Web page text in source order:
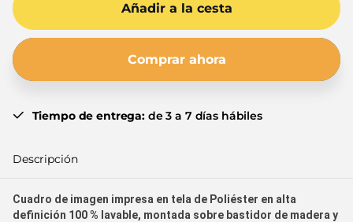
Añadir a la cesta
Comprar ahora
Tiempo de entrega: de 3 a 7 días hábiles
Descripción
Cuadro de imagen impresa en tela de Poliéster en alta
definición 100 % lavable, montada sobre bastidor de madera y